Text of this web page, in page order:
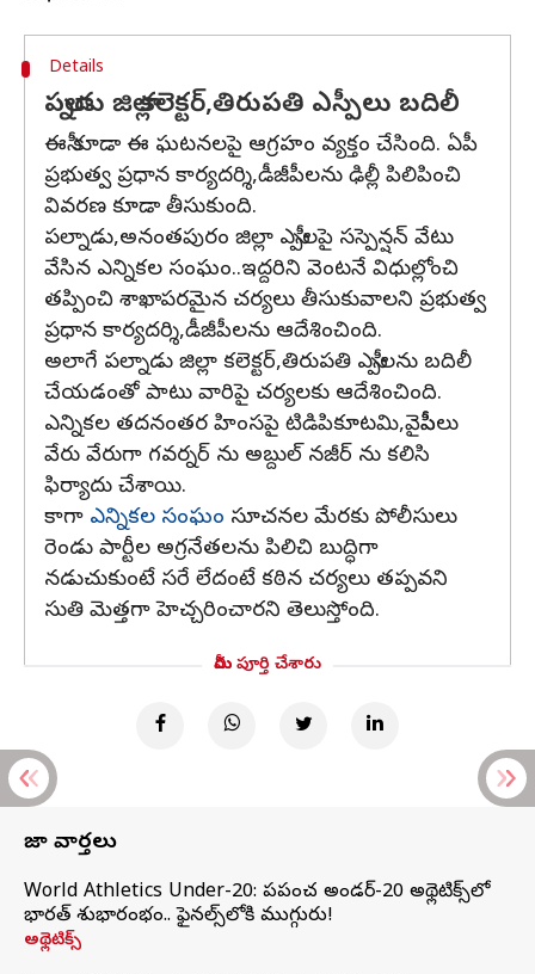
Details
పల్నాడు జిల్లా కలెక్టర్,తిరుపతి ఎస్పీలు బదిలీ
ఈసీ కూడా ఈ ఘటనలపై ఆగ్రహం వ్యక్తం చేసింది. ఏపీ
ప్రభుత్వ ప్రధాన కార్యదర్శి,డీజీపీలను ఢిల్లీ పిలిపించి
వివరణ కూడా తీసుకుంది.
పల్నాడు,అనంతపురం జిల్లా ఎస్పీలపై సస్పెన్షన్‌ వేటు
వేసిన ఎన్నికల సంఘం..ఇద్దరిని వెంటనే విధుల్లోంచి
తప్పించి శాఖాపరమైన చర్యలు తీసుకువాలని ప్రభుత్వ
ప్రధాన కార్యదర్శి,డీజీపీలను ఆదేశించింది.
అలాగే పల్నాడు జిల్లా కలెక్టర్,తిరుపతి ఎస్పీలను బదిలీ
చేయడంతో పాటు వారిపై చర్యలకు ఆదేశించింది.
ఎన్నికల తదనంతర హింసపై టిడిపికూటమి,వైసీపీలు
వేరు వేరుగా గవర్నర్ ను అబ్దుల్ నజీర్ ను కలిసి
ఫిర్యాదు చేశాయి.
కాగా ఎన్నికల సంఘం సూచనల మేరకు పోలీసులు
రెండు పార్టీల అగ్రనేతలను పిలిచి బుద్ధిగా
నడుచుకుంటే సరే లేదంటే కఠిన చర్యలు తప్పవని
సుతి మెత్తగా హెచ్చరించారని తెలుస్తోంది.
మీరు పూర్తి చేశారు
తాజా వార్తలు
World Athletics Under-20: ప్రపంచ అండర్-20 అథ్లెటిక్స్‌లో
భారత్‌ శుభారంభం.. ఫైనల్స్‌లోకి ముగ్గురు!
అథ్లెటిక్స్